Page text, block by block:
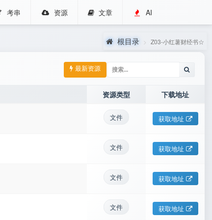
考串 资源 文章 AI
根目录 Z03-小红薯财经书☆
最新资源
资源类型 下载地址
文件 获取地址
文件 获取地址
文件 获取地址
文件 获取地址